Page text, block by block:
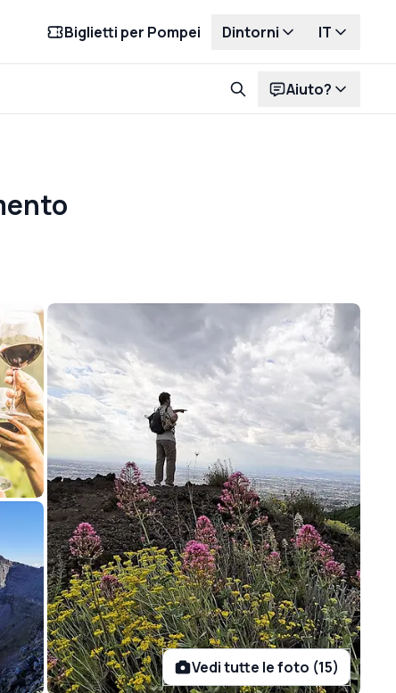
Biglietti per Pompei Dintorni IT
Aiuto?
Vedi tutte le foto (15)